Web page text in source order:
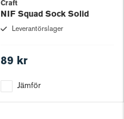
Craft
NIF Squad Sock Solid
Leverantörslager
89 kr
Jämför